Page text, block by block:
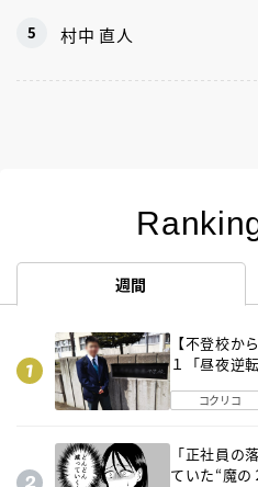
村中 直人
週間
【不登校か
１「昼夜逆
コクリコ
「正社員の
ていた“魔の